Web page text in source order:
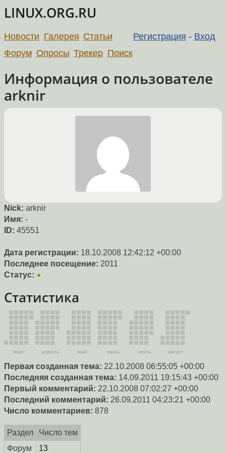
LINUX.ORG.RU
Регистрация - Вход
Новости Галерея Статьи
Форум Опросы Трекер Поиск
Информация о пользователе
arknir
Nick: arknir
Имя: -
ID: 45551
Дата регистрации: 18.10.2008 12:42:12 +00:00
Последнее посещение: 2011
Статус: ★
Статистика
март апрель май июнь июль август
Первая созданная тема: 22.10.2008 06:55:05 +00:00
Последняя созданная тема: 14.09.2011 19:15:43 +00:00
Первый комментарий: 22.10.2008 07:02:27 +00:00
Последний комментарий: 26.09.2011 04:23:21 +00:00
Число комментариев: 878
Раздел
Число тем
Форум
13